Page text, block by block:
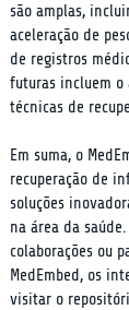
são amplas,
aceleração de
de registros
futuras incluem o
técnicas de
Em suma, o
recuperação de
soluções
na área da
colaborações ou
MedEmbed, os
visitar o